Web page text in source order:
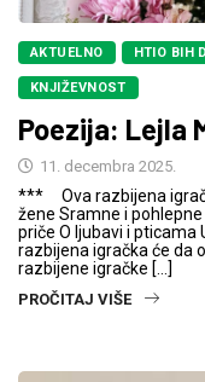
AKTUELNO HTIO BIH
KNJIŽEVNOST
Poezija: Lejla
11. decembra 2025.
*** Ova razbijena
žene Sramne i
priče O ljubavi i
razbijena igračka će da
razbijene igračke […]
PROČITAJ VIŠE